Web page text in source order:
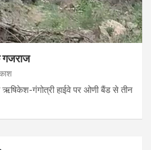
गजराज
ऋषिकेश-गंगोत्री हाईवे पर ओणी बैंड से तीन